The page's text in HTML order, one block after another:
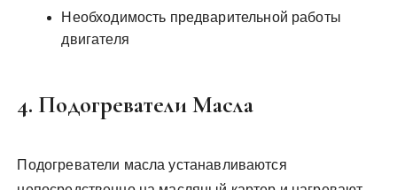
Необходимость предварительной работы
двигателя
4. Подогреватели Масла
Подогреватели масла устанавливаются